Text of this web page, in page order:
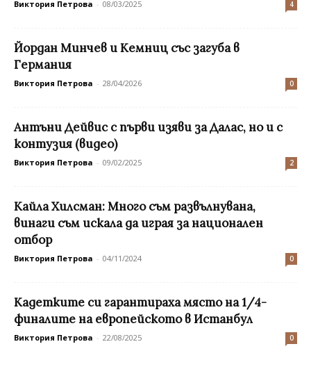
Виктория Петрова - 08/03/2025 4
Йордан Минчев и Кемниц със загуба в
Германия
Виктория Петрова - 28/04/2026 0
Антъни Дейвис с първи изяви за Далас, но и с
контузия (видео)
Виктория Петрова - 09/02/2025 2
Кайла Хилсман: Много съм развълнувана,
винаги съм искала да играя за национален
отбор
Виктория Петрова - 04/11/2024 0
Кадетките си гарантираха място на 1/4-
финалите на европейското в Истанбул
Виктория Петрова - 22/08/2025 0